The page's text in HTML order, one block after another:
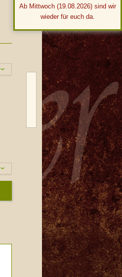
Ab Mittwoch (19.08.2026) sind wir
wieder für euch da.